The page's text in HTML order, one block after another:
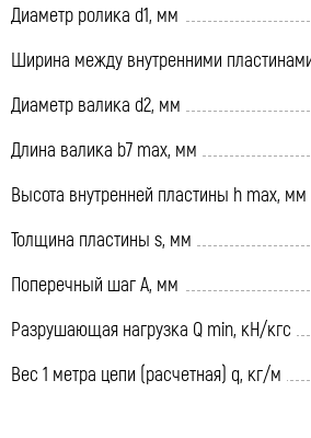
Диаметр ролика d1, мм
Ширина между внутренними
Диаметр валика d2, мм
Длина валика b7 max, мм
Высота внутренней пластины h max, мм
Толщина пластины s, мм
Поперечный шаг A, мм
Разрушающая нагрузка Q min, кН/кгс
Вес 1 метра цепи (расчетная) q, кг/м